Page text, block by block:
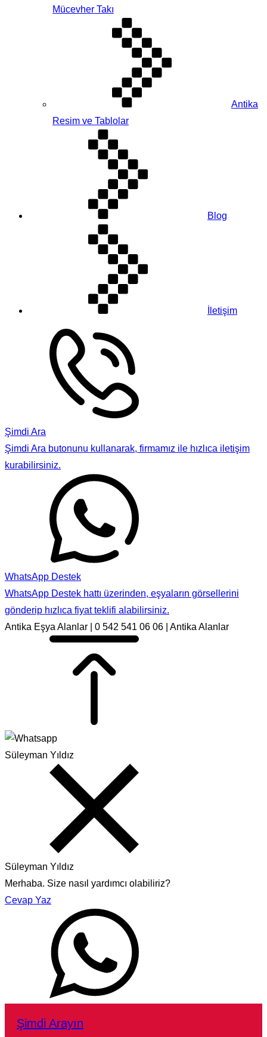
Mücevher Takı
Antika
Resim ve Tablolar
Blog
İletişim
Şimdi Ara
Şimdi Ara butonunu kullanarak, firmamız ile hızlıca iletişim
kurabilirsiniz.
WhatsApp Destek
WhatsApp Destek hattı üzerinden, eşyaların görsellerini
gönderip hızlıca fiyat teklifi alabilirsiniz.
Antika Eşya Alanlar | 0 542 541 06 06 | Antika Alanlar
Süleyman Yıldız
Süleyman Yıldız
Merhaba. Size nasıl yardımcı olabiliriz?
Cevap Yaz
Şimdi Arayın